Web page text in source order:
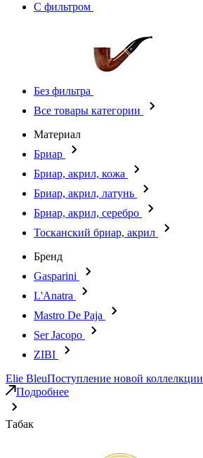
С фильтром
Без фильтра
Все товары категории
Материал
Бриар
Бриар, акрил, кожа
Бриар, акрил, латунь
Бриар, акрил, серебро
Тосканский бриар, акрил
Бренд
Gasparini
L'Anatra
Mastro De Paja
Ser Jacopo
ZIBI
Elie BleuПоступление новой коллелкции
Подробнее
Табак